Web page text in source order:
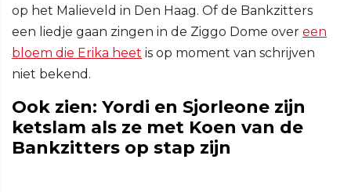
op het Malieveld in Den Haag. Of de Bankzitters
een liedje gaan zingen in de Ziggo Dome over een
bloem die Erika heet is op moment van schrijven
niet bekend.
Ook zien: Yordi en Sjorleone zijn
ketslam als ze met Koen van de
Bankzitters op stap zijn